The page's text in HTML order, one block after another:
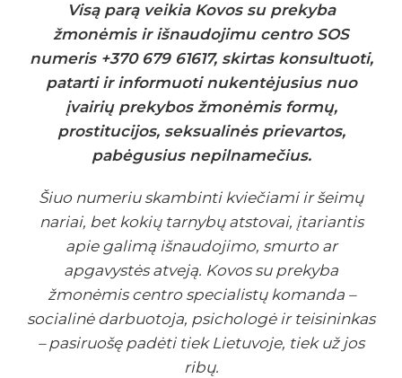
Visą parą veikia Kovos su prekyba
žmonėmis ir išnaudojimu centro SOS
numeris +370 679 61617, skirtas konsultuoti,
patarti ir informuoti nukentėjusius nuo
įvairių prekybos žmonėmis formų,
prostitucijos, seksualinės prievartos,
pabėgusius nepilnamečius.
Šiuo numeriu skambinti kviečiami ir šeimų
nariai, bet kokių tarnybų atstovai, įtariantis
apie galimą išnaudojimo, smurto ar
apgavystės atveją. Kovos su prekyba
žmonėmis centro specialistų komanda –
socialinė darbuotoja, psichologė ir teisininkas
– pasiruošę padėti tiek Lietuvoje, tiek už jos
ribų.